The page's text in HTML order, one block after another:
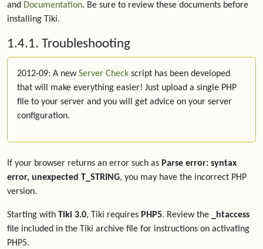
and Documentation. Be sure to review these documents before
installing Tiki.
1.4.1. Troubleshooting
2012-09: A newServer Check script has been developed
that will make everything easier! Just upload a single PHP
file to your server and you will get advice on your server
configuration.
If your browser returns an error such as Parse error: syntax
error, unexpected T_STRING, you may have the incorrect PHP
version.
Starting with Tiki 3.0, Tiki requires PHP5. Review the
_htaccess
file included in the Tiki archive file for instructions on activating
PHP5.